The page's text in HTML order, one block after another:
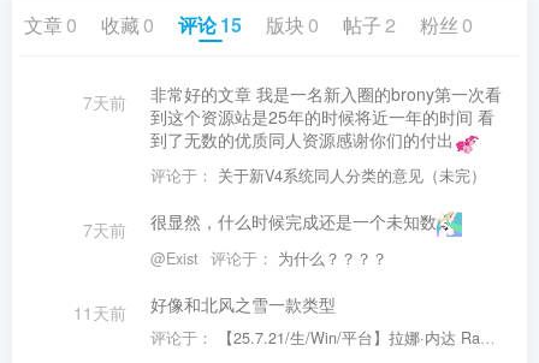
文章0 收藏 0 评论15 版块 0 帖子 2 粉丝 0
7天前
非常好的文章 我是一名新入圈的brony第一次看
到这个资源站是25年的时候将近一年的时间 看
到了无数的优质同人资源感谢你们的付出
评论于： 关于新V4系统同人分类的意见（未完）
7天前 很显然，什么时候完成还是一个未知数
@Exist 评论于： 为什么？？？？
11天前 好像和北风之雪一款类型
评论于： 【25.7.21/生/Win/平台】拉娜·内达 Rana Neida